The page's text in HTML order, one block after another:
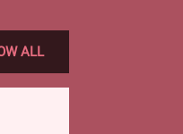
ALL